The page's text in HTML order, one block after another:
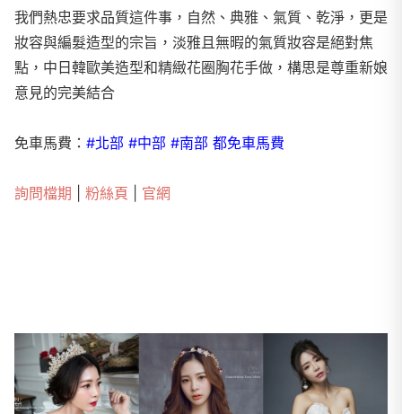
我們熱忠要求品質這件事，自然、典雅、氣質、乾淨，更是
妝容與編髮造型的宗旨，淡雅且無暇的氣質妝容是絕對焦
點，中日韓歐美造型和精緻花圈胸花手做，構思是尊重新娘
意見的完美結合
免車馬費： #北部 #中部 #南部 都免車馬費
詢問檔期 粉絲頁 官網